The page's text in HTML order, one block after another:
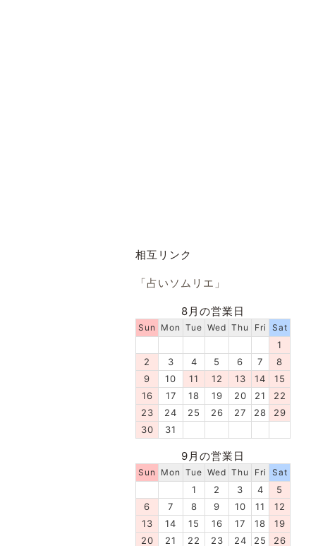
相互リンク
「占いソムリエ」
8月の営業日
Sun Mon Tue Wed Thu Fri Sat
1
2
3 4 5 6 7
8
9
10 11 12 13 14
15
16
17 18 19 20 21
22
23
24 25 26 27 28
29
30
31
9月の営業日
Sun Mon Tue Wed Thu Fri Sat
1 2 3 4
5
6
7 8 9 10 11
12
13
14 15 16 17 18
19
20
21 22 23 24 25
26